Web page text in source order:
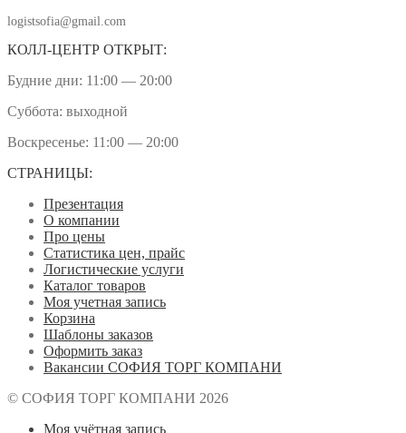
logistsofia@gmail.com
КОЛЛ-ЦЕНТР ОТКРЫТ:
Будние дни: 11:00 — 20:00
Суббота: выходной
Воскресенье: 11:00 — 20:00
СТРАНИЦЫ:
Презентация
О компании
Про цены
Статистика цен, прайс
Логистические услуги
Каталог товаров
Моя учетная запись
Корзина
Шаблоны заказов
Оформить заказ
Вакансии СОФИЯ ТОРГ КОМПАНИ
© СОФИЯ ТОРГ КОМПАНИ 2026
Моя учётная запись